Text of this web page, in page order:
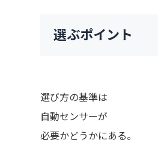
選ぶポイント
選び方の基準は
自動センサーが
必要かどうかにある。